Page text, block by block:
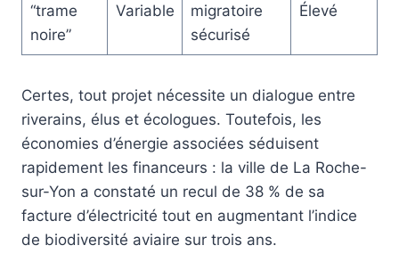
“trame
noire”
Variable
migratoire
sécurisé
Élevé
Certes, tout projet nécessite un dialogue entre
riverains, élus et écologues. Toutefois, les
économies d’énergie associées séduisent
rapidement les financeurs : la ville de La Roche-
sur-Yon a constaté un recul de 38 % de sa
facture d’électricité tout en augmentant l’indice
de biodiversité aviaire sur trois ans.